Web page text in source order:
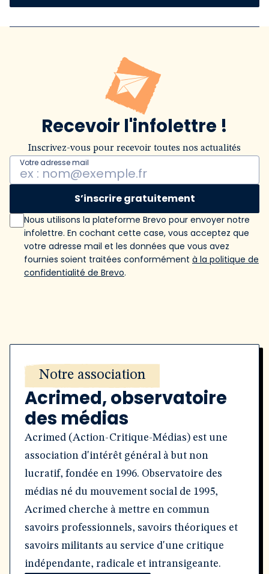
Recevoir l'infolettre !
Inscrivez-vous pour recevoir toutes nos actualités
Votre adresse mail
S’inscrire gratuitement
Nous utilisons la plateforme Brevo pour envoyer notre
infolettre. En cochant cette case, vous acceptez que
votre adresse mail et les données que vous avez
fournies soient traitées conformément à la politique de
confidentialité de Brevo.
Notre association
Acrimed, observatoire
des médias
Acrimed (Action-Critique-Médias) est une
association d'intérêt général à but non
lucratif, fondée en 1996. Observatoire des
médias né du mouvement social de 1995,
Acrimed cherche à mettre en commun
savoirs professionnels, savoirs théoriques et
savoirs militants au service d'une critique
indépendante, radicale et intransigeante.